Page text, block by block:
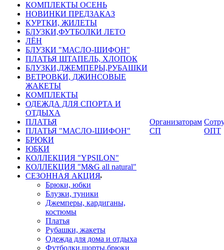
КОМПЛЕКТЫ ОСЕНЬ
НОВИНКИ ПРЕДЗАКАЗ
КУРТКИ, ЖИЛЕТЫ
БЛУЗКИ,ФУТБОЛКИ ЛЕТО
ЛЁН
БЛУЗКИ "МАСЛО-ШИФОН"
ПЛАТЬЯ ШТАПЕЛЬ, ХЛОПОК
БЛУЗКИ,ДЖЕМПЕРЫ,РУБАШКИ
ВЕТРОВКИ, ДЖИНСОВЫЕ
ЖАКЕТЫ
КОМПЛЕКТЫ
ОДЕЖДА ДЛЯ СПОРТА И
ОТДЫХА
ПЛАТЬЯ
ПЛАТЬЯ "МАСЛО-ШИФОН"
БРЮКИ
ЮБКИ
КОЛЛЕКЦИЯ "YPSILON"
КОЛЛЕКЦИЯ "M&G all natural"
СЕЗОННАЯ АКЦИЯ
Брюки, юбки
Блузки, туники
Джемперы, кардиганы,
костюмы
Платья
Рубашки, жакеты
Одежда для дома и отдыха
Футболки,шорты,брюки
Организаторам
СП
ОПТ